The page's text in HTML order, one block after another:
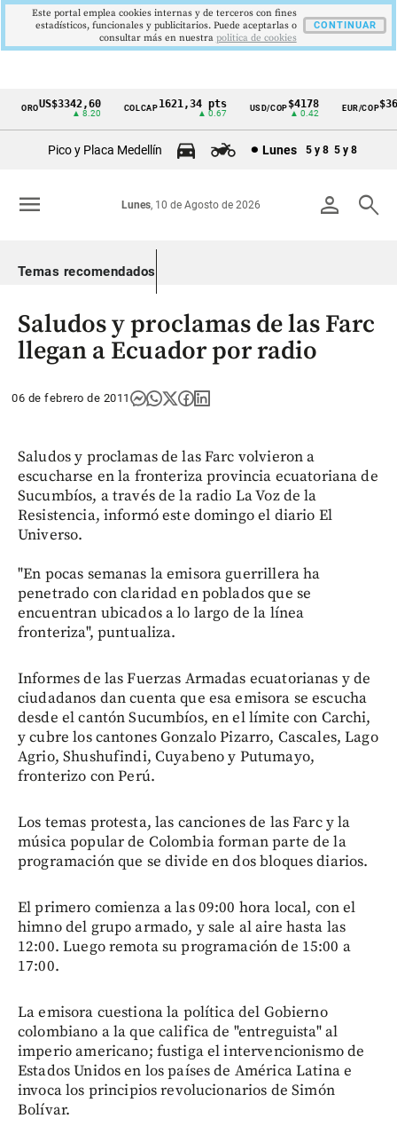
Cintillo
Colombia
OROUS$3342,60
▲ 8.20
COLCAP1621,34 pts
▲ 0.67
USD/COP$4178
▲ 0.42
EUR/COP
Pico y Placa Medellín Lunes 5 y 8 5 y 8
person search
Lunes, 10 de Agosto de 2026
menu
Temas recomendados
Saludos y proclamas de las Farc
llegan a Ecuador por radio
06 de febrero de 2011
Saludos y proclamas de las Farc volvieron a
escucharse en la fronteriza provincia ecuatoriana de
Sucumbíos, a través de la radio La Voz de la
Resistencia, informó este domingo el diario El
Universo.
"En pocas semanas la emisora guerrillera ha
penetrado con claridad en poblados que se
encuentran ubicados a lo largo de la línea
fronteriza", puntualiza.
Informes de las Fuerzas Armadas ecuatorianas y de
ciudadanos dan cuenta que esa emisora se escucha
desde el cantón Sucumbíos, en el límite con Carchi,
y cubre los cantones Gonzalo Pizarro, Cascales, Lago
Agrio, Shushufindi, Cuyabeno y Putumayo,
fronterizo con Perú.
Los temas protesta, las canciones de las Farc y la
música popular de Colombia forman parte de la
programación que se divide en dos bloques diarios.
El primero comienza a las 09:00 hora local, con el
himno del grupo armado, y sale al aire hasta las
12:00. Luego remota su programación de 15:00 a
17:00.
La emisora cuestiona la política del Gobierno
colombiano a la que califica de "entreguista" al
imperio americano; fustiga el intervencionismo de
Estados Unidos en los países de América Latina e
invoca los principios revolucionarios de Simón
Bolívar.
Este portal emplea cookies internas y de terceros con fines
estadísticos, funcionales y publicitarios. Puede aceptarlas o
consultar más en nuestra politica de cookies
CONTINUAR